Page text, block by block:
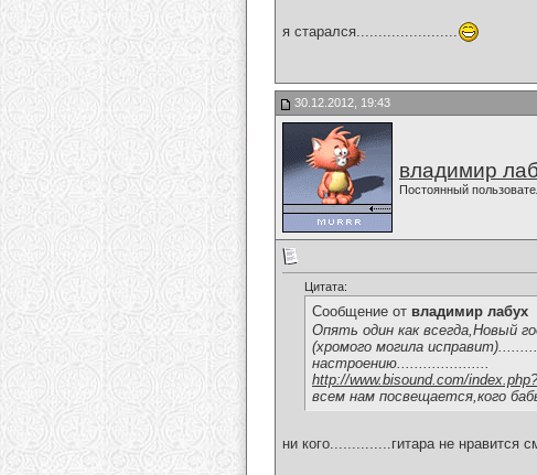
я старался.......................
30.12.2012, 19:43
владимир
Постоянный
Цитата:
Сообщение от владимир лабух
Опять один как всегда,Новый
(хромого могила
настроению.....................
http://www.bisound.com/
всем нам посвещается,кого
ни кого..............гитара не нравится